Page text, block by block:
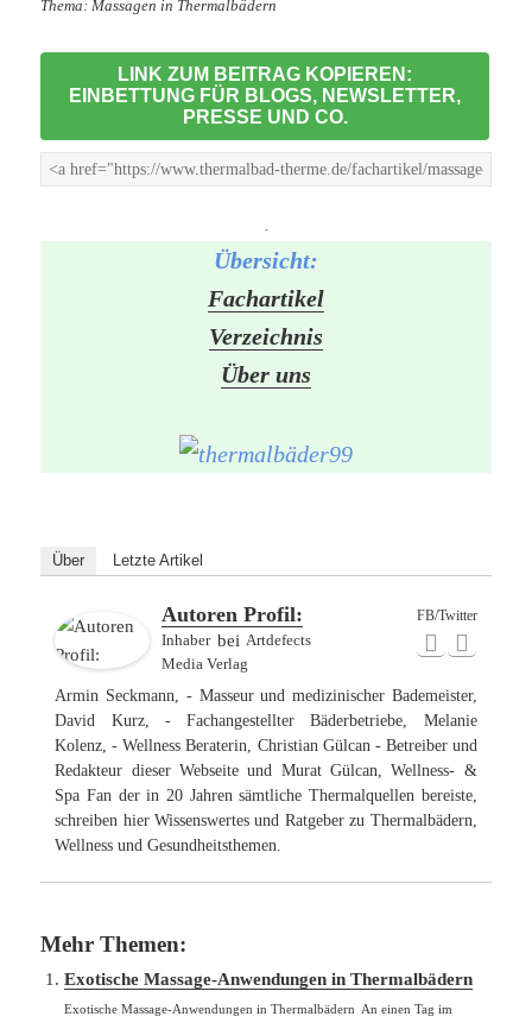
Thema: Massagen in Thermalbädern
LINK ZUM BEITRAG KOPIEREN:
EINBETTUNG FÜR BLOGS, NEWSLETTER,
PRESSE UND CO.
-
Übersicht:
Fachartikel
Verzeichnis
Über uns
Über Letzte Artikel
FB/Twitter
Autoren Profil:
Inhaberbei Artdefects
Media Verlag
Armin Seckmann, - Masseur und medizinischer Bademeister,
David Kurz, - Fachangestellter Bäderbetriebe, Melanie
Kolenz, - Wellness Beraterin, Christian Gülcan - Betreiber und
Redakteur dieser Webseite und Murat Gülcan, Wellness- &
Spa Fan der in 20 Jahren sämtliche Thermalquellen bereiste,
schreiben hier Wissenswertes und Ratgeber zu Thermalbädern,
Wellness und Gesundheitsthemen.
Mehr Themen:
Exotische Massage-Anwendungen in Thermalbädern
Exotische Massage-Anwendungen in Thermalbädern An einen Tag im